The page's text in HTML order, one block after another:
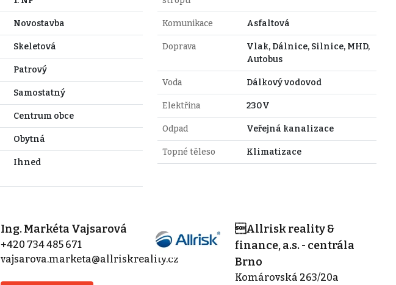
Novostavba
Skeletová
Patrový
Samostatný
Centrum obce
Obytná
Ihned
Komunikace Asfaltová
Doprava
Vlak, Dálnice, Silnice, MHD,
Autobus
Voda Dálkový vodovod
Elektřina 230V
Odpad Veřejná kanalizace
Topné těleso Klimatizace
Ing. Markéta Vajsarová
+420 734 485 671
vajsarova.marketa@allriskreality.cz
Allrisk reality &
finance, a.s. - centrála
Brno
Komárovská 263/20a